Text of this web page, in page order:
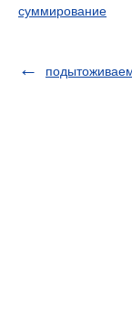
суммирование